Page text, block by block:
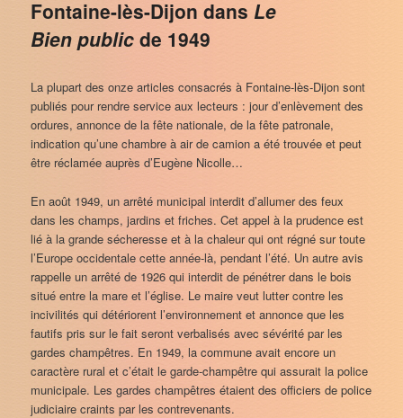
Fontaine-lès-Dijon dans Le
Bien public de 1949
La plupart des onze articles consacrés à Fontaine-lès-Dijon sont
publiés pour rendre service aux lecteurs : jour d’enlèvement des
ordures, annonce de la fête nationale, de la fête patronale,
indication qu’une chambre à air de camion a été trouvée et peut
être réclamée auprès d’Eugène Nicolle…
En août 1949, un arrêté municipal interdit d’allumer des feux
dans les champs, jardins et friches. Cet appel à la prudence est
lié à la grande sécheresse et à la chaleur qui ont régné sur toute
l’Europe occidentale cette année-là, pendant l’été. Un autre avis
rappelle un arrêté de 1926 qui interdit de pénétrer dans le bois
situé entre la mare et l’église. Le maire veut lutter contre les
incivilités qui détériorent l’environnement et annonce que les
fautifs pris sur le fait seront verbalisés avec sévérité par les
gardes champêtres. En 1949, la commune avait encore un
caractère rural et c’était le garde-champêtre qui assurait la police
municipale. Les gardes champêtres étaient des officiers de police
judiciaire craints par les contrevenants.